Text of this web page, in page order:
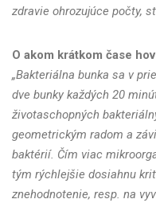
zdravie ohrozujúce počty,
O akom krátkom čase
„Bakteriálna bunka sa v
dve bunky každých 20
životaschopných
geometrickým radom a
baktérií. Čím viac
tým rýchlejšie dosiahnu
znehodnotenie, resp. na